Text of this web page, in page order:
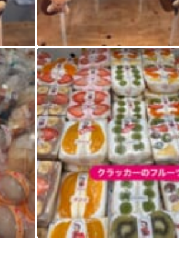
桃スイカシャインマスカット